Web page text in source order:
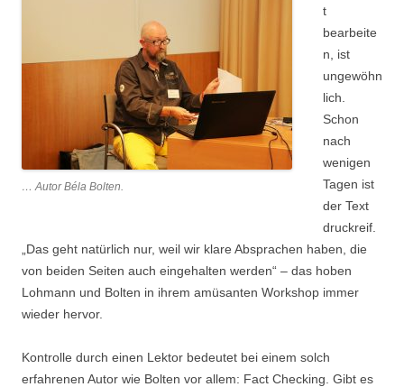
… Autor Béla Bolten.
t
bearbeite
n, ist
ungewöhn
lich.
Schon
nach
wenigen
Tagen ist
der Text
druckreif.
„Das geht natürlich nur, weil wir klare Absprachen haben, die
von beiden Seiten auch eingehalten werden“ – das hoben
Lohmann und Bolten in ihrem amüsanten Workshop immer
wieder hervor.
Kontrolle durch einen Lektor bedeutet bei einem solch
erfahrenen Autor wie Bolten vor allem: Fact Checking. Gibt es